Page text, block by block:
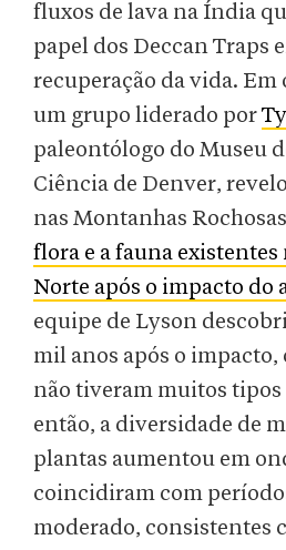
fluxos de lava na Índia
papel dos Deccan Traps
recuperação da vida. Em
um grupo liderado por
paleontólogo do Museu
Ciência de Denver,
nas Montanhas Rochosas
flora e a fauna existentes
Norte após o impacto do
equipe de Lyson
mil anos após o impacto,
não tiveram muitos
então, a diversidade de
plantas aumentou em
coincidiram com
moderado, consistentes